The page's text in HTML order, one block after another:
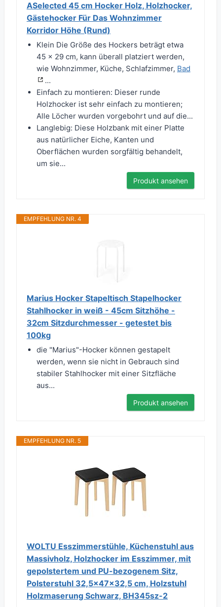
ASelected 45 cm Hocker Holz, Holzhocker,
Gästehocker Für Das Wohnzimmer
Korridor Höhe (Rund)
Klein Die Größe des Hockers beträgt etwa
45 x 29 cm, kann überall platziert werden,
wie Wohnzimmer, Küche, Schlafzimmer, Bad
...
Einfach zu montieren: Dieser runde
Holzhocker ist sehr einfach zu montieren;
Alle Löcher wurden vorgebohrt und auf die...
Langlebig: Diese Holzbank mit einer Platte
aus natürlicher Eiche, Kanten und
Oberflächen wurden sorgfältig behandelt,
um sie...
Produkt ansehen
EMPFEHLUNG NR. 4
Marius Hocker Stapeltisch Stapelhocker
Stahlhocker in weiß - 45cm Sitzhöhe -
32cm Sitzdurchmesser - getestet bis
100kg
die "Marius"-Hocker können gestapelt
werden, wenn sie nicht in Gebrauch sind
stabiler Stahlhocker mit einer Sitzfläche
aus...
Produkt ansehen
EMPFEHLUNG NR. 5
WOLTU Esszimmerstühle, Küchenstuhl aus
Massivholz, Holzhocker im Esszimmer, mit
gepolstertem und PU-bezogenem Sitz,
Polsterstuhl 32,5x47x32,5 cm, Holzstuhl
Holzmaserung Schwarz, BH345sz-2